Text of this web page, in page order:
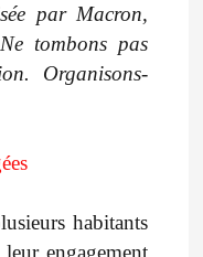
par Macron,
tombons pas
Organisons-
habitants
engagement